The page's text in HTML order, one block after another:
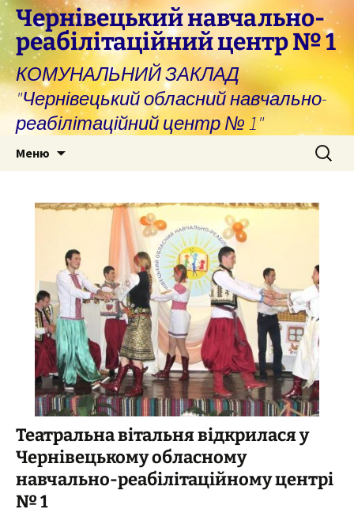
Перейти
до
вмісту
Чернівецький навчально-
реабілітаційний центр № 1
КОМУНАЛЬНИЙ ЗАКЛАД
"Чернівецький обласний навчально-
реабілітаційний центр № 1"
Меню Пошук:
Театральна вітальня відкрилася у
Чернівецькому обласному
навчально-реабілітаційному центрі
№ 1